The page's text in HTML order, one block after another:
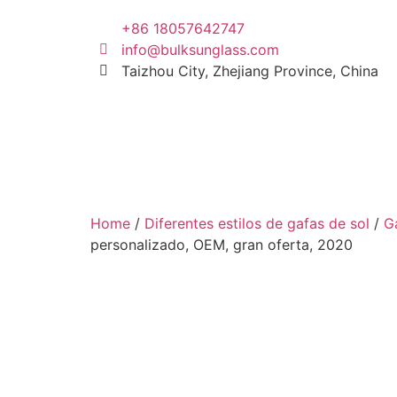
+86 18057642747
info@bulksunglass.com
Taizhou City, Zhejiang Province, China
Home / Diferentes estilos de gafas de sol /
personalizado, OEM, gran oferta, 2020